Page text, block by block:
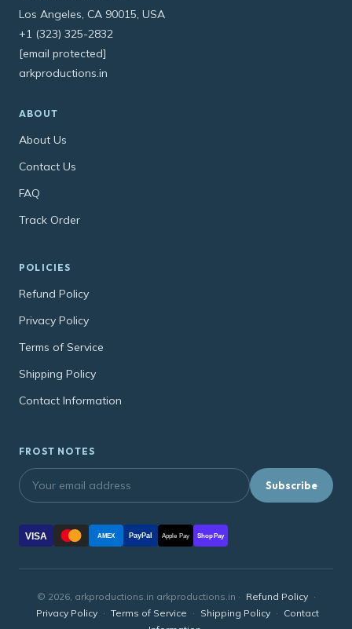
Los Angeles, CA 90015, USA
+1 (323) 325-2832
[email protected]
arkproductions.in
ABOUT
About Us
Contact Us
FAQ
Track Order
POLICIES
Refund Policy
Privacy Policy
Terms of Service
Shipping Policy
Contact Information
FROST NOTES
Subscribe
VISA AMEX PayPal Apple Pay Shop Pay
© 2026, arkproductions.in arkproductions.in · Refund Policy ·
Privacy Policy · Terms of Service · Shipping Policy · Contact